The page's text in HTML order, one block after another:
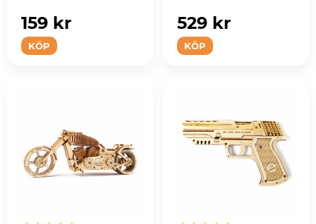
KÖP
159 kr
KÖP
529 kr